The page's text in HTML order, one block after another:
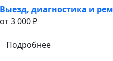
Выезд, диагностика и
oт 3 000 ₽
Подробнее